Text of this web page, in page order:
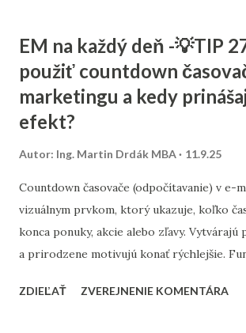
osloviť zákazníkov z celého Slovenska
mesta? Výskum kľúčových slov – zistite,
Namiesto všeobecných výrazov typu
„kaviareň Bratislava Staré Mesto“ alebo
firmy vo vašom segmente. ➡️ Viac sa tejto
článku: „Ako nájsť správne kľúčové slová
On-page SEO (čo viete spraviť priamo na
úpravu obsahu a technických prvko...
EM na každý deň -💡TIP
použiť countdown
marketingu a kedy
efekt?
Autor: Ing. Martin Drdák MBA 11.9.25
Countdown časovače (odpočítavanie) v e-
vizuálnym prvkom, ktorý ukazuje, koľko
konca ponuky, akcie alebo zľavy.
a prirodzene motivujú konať rýchlejšie.
doručení do Vianoc alebo posledných
ZDIEĽAŤ ZVEREJNENIE KOMENTÁRA